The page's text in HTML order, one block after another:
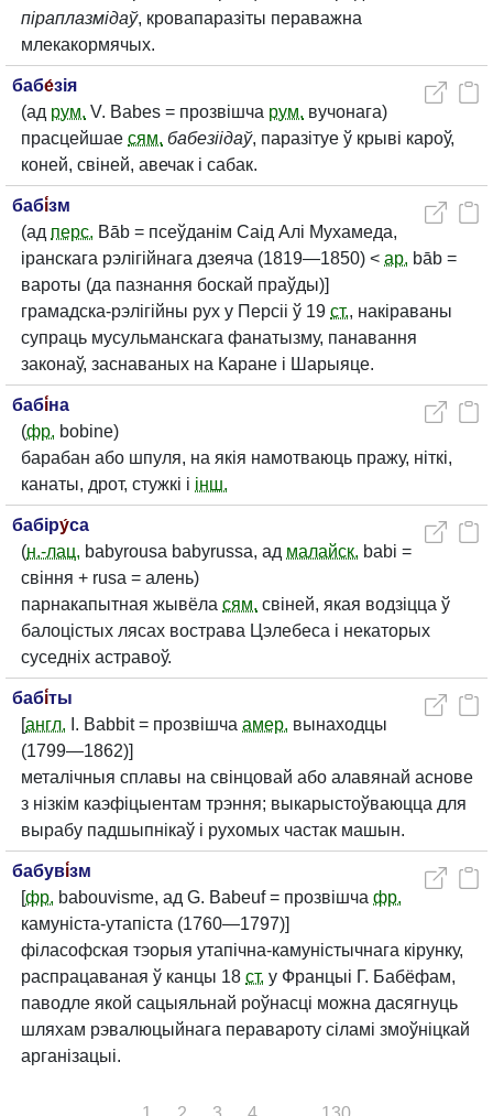
піраплазмідаў, кровапаразіты пераважна
млекакормячых.
бабе́зія
(ад рум. V. Babes = прозвішча рум. вучонага)
прасцейшае сям. бабезіідаў, паразітуе ў крыві кароў,
коней, свіней, авечак і сабак.
бабі́зм
(ад перс. Bāb = псеўданім Саід Алі Мухамеда,
іранскага рэлігійнага дзеяча (1819—1850) < ар. bāb =
вароты (да пазнання боскай праўды)]
грамадска-рэлігійны рух у Персіі ў 19 ст., накіраваны
супраць мусульманскага фанатызму, панавання
законаў, заснаваных на Каране і Шарыяце.
бабі́на
(фр. bobine)
барабан або шпуля, на якія намотваюць пражу, ніткі,
канаты, дрот, стужкі і інш.
бабіру́са
(н.-лац. babyrousa babyrussa, ад малайск. babi =
свіння + rusa = алень)
парнакапытная жывёла сям. свіней, якая водзіцца ў
балоцістых лясах вострава Цэлебеса і некаторых
суседніх астравоў.
бабі́ты
[англ. I. Babbit = прозвішча амер. вынаходцы
(1799—1862)]
металічныя сплавы на свінцовай або алавянай аснове
з нізкім каэфіцыентам трэння; выкарыстоўваюцца для
вырабу падшыпнікаў і рухомых частак машын.
бабуві́зм
[фр. babouvisme, ад G. Babeuf = прозвішча фр.
камуніста-утапіста (1760—1797)]
філасофская тэорыя утапічна-камуністычнага кірунку,
распрацаваная ў канцы 18 ст. у Францыі Г. Бабёфам,
паводле якой сацыяльнай роўнасці можна дасягнуць
шляхам рэвалюцыйнага перавароту сіламі змоўніцкай
арганізацыі.